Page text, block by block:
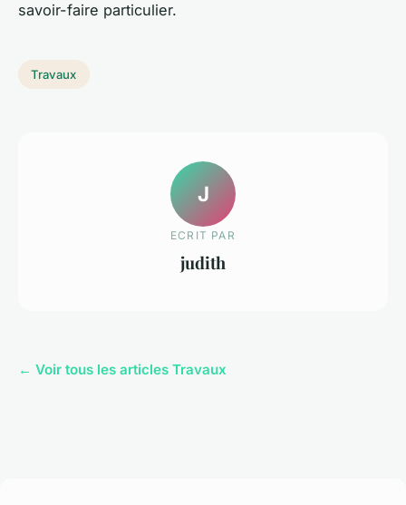
savoir-faire particulier.
Travaux
J
ECRIT PAR
judith
← Voir tous les articles Travaux